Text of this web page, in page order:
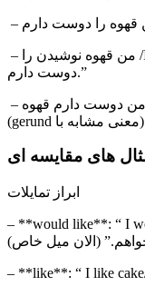
/ من قهوه نوشیدن را
دوست دارم.”
دوست دارم قهوه
مشابه با gerund
)
های مقایسه ای
ابراز تمایلات
– **would like**: “ I
(الان میل خاص)
– **like**: “ I like cake